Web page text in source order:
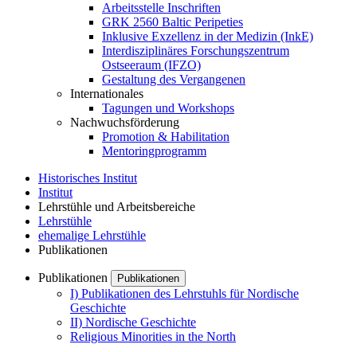
Arbeitsstelle Inschriften
GRK 2560 Baltic Peripeties
Inklusive Exzellenz in der Medizin (InkE)
Interdisziplinäres Forschungszentrum
Ostseeraum (IFZO)
Gestaltung des Vergangenen
Internationales
Tagungen und Workshops
Nachwuchsförderung
Promotion & Habilitation
Mentoringprogramm
Historisches Institut
Institut
Lehrstühle und Arbeitsbereiche
Lehrstühle
ehemalige Lehrstühle
Publikationen
Publikationen Publikationen
I) Publikationen des Lehrstuhls für Nordische
Geschichte
II) Nordische Geschichte
Religious Minorities in the North